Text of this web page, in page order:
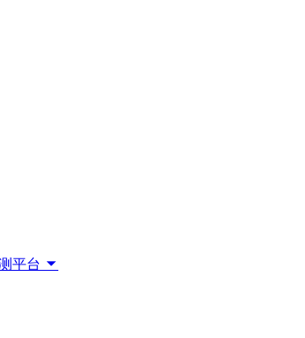
平台